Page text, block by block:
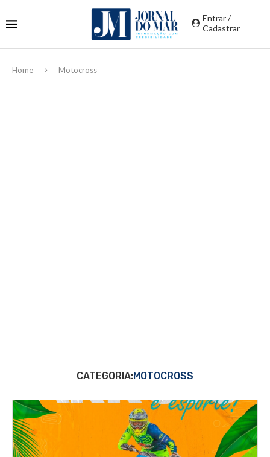
Entrar /
Cadastrar
Home Motocross
CATEGORIA:MOTOCROSS